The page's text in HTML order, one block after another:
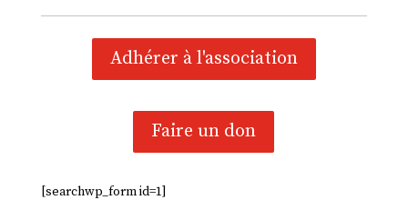
Adhérer à l'association
Faire un don
[searchwp_form id=1]